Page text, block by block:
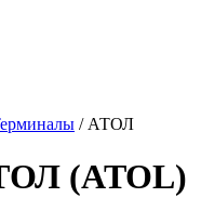
/ АТОЛ
(ATOL)